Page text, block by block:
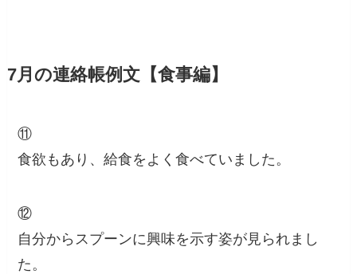
7月の連絡帳例文【食事編】
⑪
食欲もあり、給食をよく食べていました。
⑫
自分からスプーンに興味を示す姿が見られまし
た。